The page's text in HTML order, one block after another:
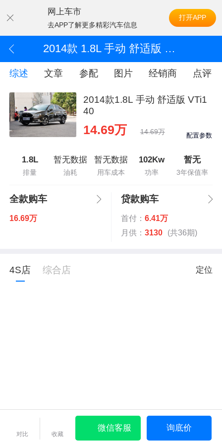
网上车市
去APP了解更多精彩汽车信息
打开APP
2014款 1.8L 手动 舒适版 VTi140
综述 文章 参配 图片 经销商 点评
2014款1.8L 手动 舒适版 VTi1
40
14.69万 14.69万 配置参数
1.8L
排量
暂无数据
油耗
暂无数据
用车成本
102Kw
功率
暂无
3年保值率
全款购车
16.69万
贷款购车
首付： 6.41万
月供： 3130 (共36期)
4S店 综合店 定位
对比 收藏
微信客服 询底价